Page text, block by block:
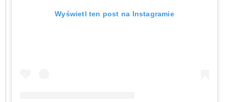
Wyświetl ten post na Instagramie